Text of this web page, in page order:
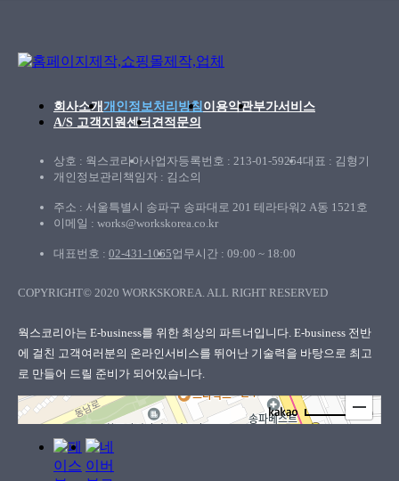
회사소개 개인정보처리방침 이용약관부가서비스
A/S 고객지원센터 견적문의
상호 : 웍스코리아사업자등록번호 : 213-01-59254대표 : 김형기
개인정보관리책임자 : 김소의
주소 : 서울특별시 송파구 송파대로 201 테라타워2 A동 1521호
이메일 : works@workskorea.co.kr
대표번호 : 02-431-1065업무시간 : 09:00 ~ 18:00
COPYRIGHT© 2020 WORKSKOREA. ALL RIGHT RESERVED
웍스코리아는 E-business를 위한 최상의 파트너입니다. E-business 전반
에 걸친 고객여러분의 온라인서비스를 뛰어난 기술력을 바탕으로 최고
로 만들어 드릴 준비가 되어있습니다.
웍스코리아